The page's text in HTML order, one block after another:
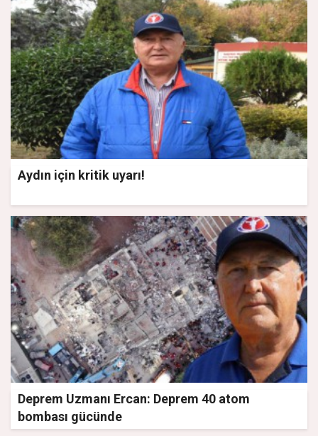
Aydın için kritik uyarı!
Deprem Uzmanı Ercan: Deprem 40 atom
bombası gücünde